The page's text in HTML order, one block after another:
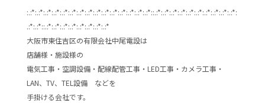
:.:*:.:*:.:*:.:*:.:*:.:*:.:*:.:*:.:*:.:*:.:*:.:*:.:*:.:*:.:*::.:*:.:*:.:*:.:*:.:*:.:*:.:*:.:*:.:*:.:*:
.:*:.:*::.:*:.:*:.:*:.:*:.:*:.:*:.:*:.:*
大阪市東住吉区の有限会社中尾電設は
店舗様・施設様の
電気工事・空調設備・配線配管工事・LED工事・カメラ工事・
LAN、TV、TEL設備 などを
手掛ける会社です。